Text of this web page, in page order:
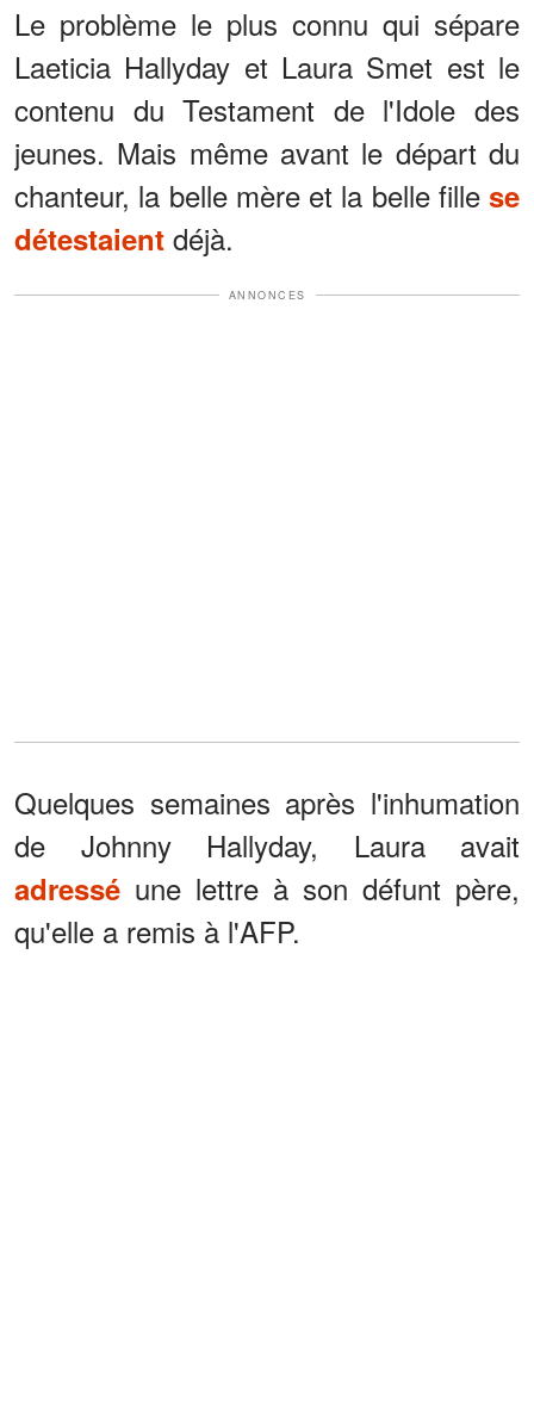
Le problème le plus connu qui sépare
Laeticia Hallyday et Laura Smet est le
contenu du Testament de l'Idole des
jeunes. Mais même avant le départ du
chanteur, la belle mère et la belle fille se
détestaient déjà.
ANNONCES
Quelques semaines après l'inhumation
de Johnny Hallyday, Laura avait
adressé une lettre à son défunt père,
qu'elle a remis à l'AFP.